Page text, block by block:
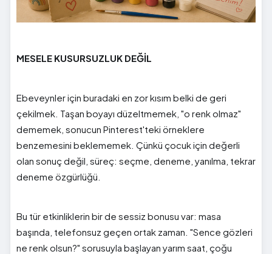
MESELE KUSURSUZLUK DEĞİL
Ebeveynler için buradaki en zor kısım belki de geri
çekilmek. Taşan boyayı düzeltmemek, "o renk olmaz"
dememek, sonucun Pinterest'teki örneklere
benzemesini beklememek. Çünkü çocuk için değerli
olan sonuç değil, süreç: seçme, deneme, yanılma, tekrar
deneme özgürlüğü.
Bu tür etkinliklerin bir de sessiz bonusu var: masa
başında, telefonsuz geçen ortak zaman. "Sence gözleri
ne renk olsun?" sorusuyla başlayan yarım saat, çoğu